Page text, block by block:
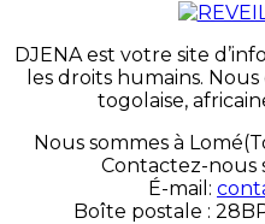
DJENA est votre site
les droits humains.
togolaise,
Nous sommes à
Contactez-nous
É-mail:
Boîte postale :